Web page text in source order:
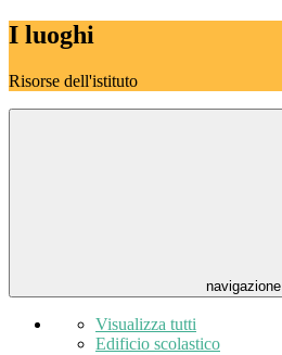
I luoghi
Risorse dell'istituto
navigazione
Visualizza tutti
Edificio scolastico